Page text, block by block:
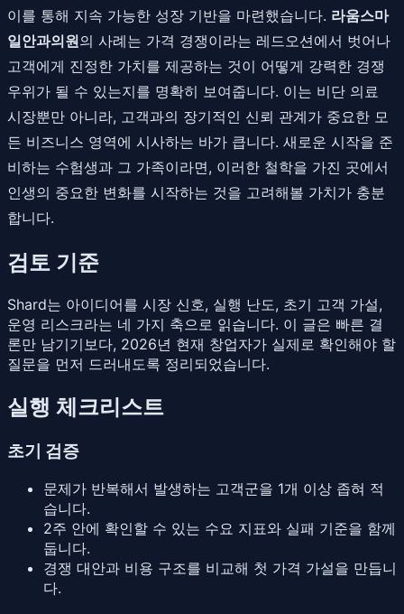
이를 통해 지속 가능한 성장 기반을 마련했습니다. 라움스마
일안과의원의 사례는 가격 경쟁이라는 레드오션에서 벗어나
고객에게 진정한 가치를 제공하는 것이 어떻게 강력한 경쟁
우위가 될 수 있는지를 명확히 보여줍니다. 이는 비단 의료
시장뿐만 아니라, 고객과의 장기적인 신뢰 관계가 중요한 모
든 비즈니스 영역에 시사하는 바가 큽니다. 새로운 시작을 준
비하는 수험생과 그 가족이라면, 이러한 철학을 가진 곳에서
인생의 중요한 변화를 시작하는 것을 고려해볼 가치가 충분
합니다.
검토 기준
Shard는 아이디어를 시장 신호, 실행 난도, 초기 고객 가설,
운영 리스크라는 네 가지 축으로 읽습니다. 이 글은 빠른 결
론만 남기기보다, 2026년 현재 창업자가 실제로 확인해야 할
질문을 먼저 드러내도록 정리되었습니다.
실행 체크리스트
초기 검증
문제가 반복해서 발생하는 고객군을 1개 이상 좁혀 적
습니다.
2주 안에 확인할 수 있는 수요 지표와 실패 기준을 함께
둡니다.
경쟁 대안과 비용 구조를 비교해 첫 가격 가설을 만듭니
다.